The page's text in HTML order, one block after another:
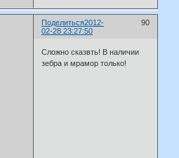
Поделиться 90
2012-
02-28 23:27:50
Сложно сказвть! В наличии
зебра и мрамор только!